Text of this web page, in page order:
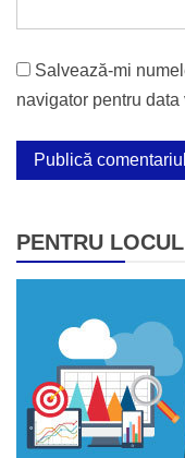
Salvează-mi
navigator pentru
PENTRU